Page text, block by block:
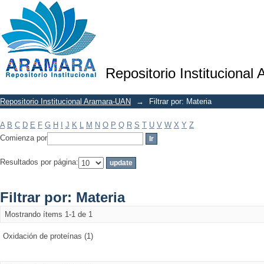
Repositorio Institucional
Filtrar por: Materia
Repositorio Institucional Aramara-UAN → Filtrar por: Materia
A B C D E F G H J K L M N O P Q R S T U V W X Y Z
Comienza por
Resultados por página:
Filtrar por: Materia
Mostrando ítems 1-1 de 1
Oxidación de proteínas (1)